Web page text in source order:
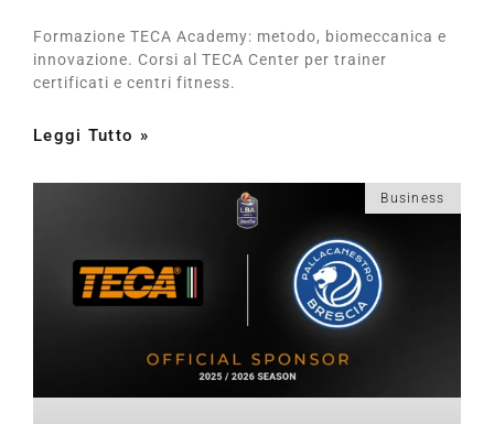
Formazione TECA Academy: metodo, biomeccanica e
innovazione. Corsi al TECA Center per trainer
certificati e centri fitness.
Leggi Tutto »
Business